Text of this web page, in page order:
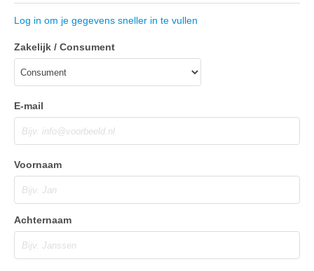
Log in om je gegevens sneller in te vullen
Zakelijk / Consument
E-mail
Voornaam
Achternaam